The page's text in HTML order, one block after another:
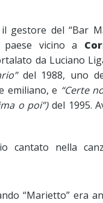
gestore del “Bar
vicino a
da Luciano
del 1988, uno
emiliano, e “Certe
o poi”)del 1995.
cantato nella
“Marietto” era